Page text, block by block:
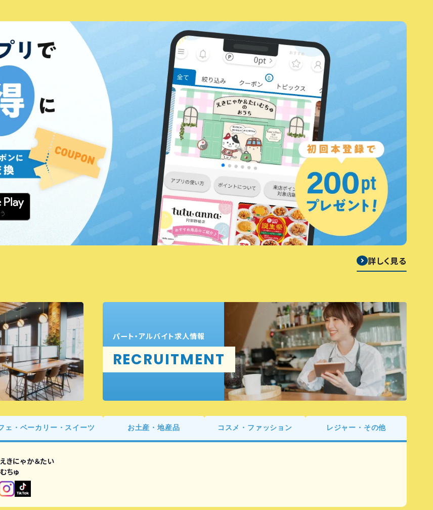
詳しく見る
パート・アルバイト求人情報
RECRUITMENT
ェ・ベーカリー・スイーツ お土産・地産品 コスメ・ファッション レジャー・その他
えきにゃか＆たい
むちゅ